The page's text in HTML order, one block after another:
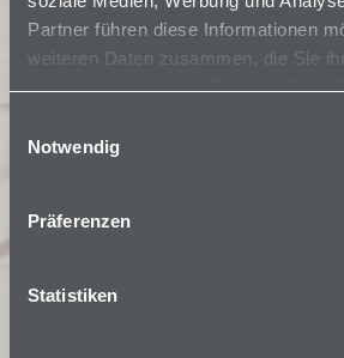
Partner führen diese Informationen
weiteren Daten zusammen, die Sie
haben oder die sie im Rahmen Ihrer
Notwendig
Präferenzen
Statistiken